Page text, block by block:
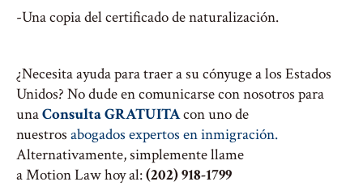
-Unacopiadelcertificadodenaturalización.
¿Necesita ayuda para traer a sucónyugea los Estados
Unidos? No dude en comunicarse con nosotros para
unaConsulta GRATUITAcon uno de
nuestros abogados expertos en inmigración.
Alternativamente, simplemente llame
aMotionLawhoy al:(202) 918-1799